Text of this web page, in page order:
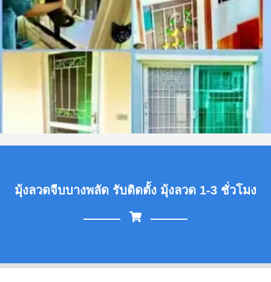
มุ้งลวดจีบบางพลัด รับติดตั้ง มุ้งลวด 1-3 ชั่วโมง